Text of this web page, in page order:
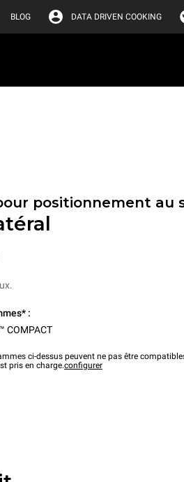
BLOG DATA DRIVEN COOKING
positionnement au
:
COMPACT
ci-dessus peuvent ne pas être
pris en charge.configurer